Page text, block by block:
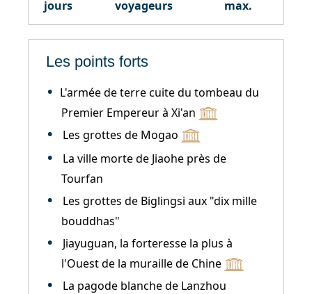
jours
voyageurs
max.
Les points forts
L'armée de terre cuite du tombeau du
Premier Empereur à Xi'an
Les grottes de Mogao
La ville morte de Jiaohe près de
Tourfan
Les grottes de Biglingsi aux "dix mille
bouddhas"
Jiayuguan, la forteresse la plus à
l'Ouest de la muraille de Chine
La pagode blanche de Lanzhou